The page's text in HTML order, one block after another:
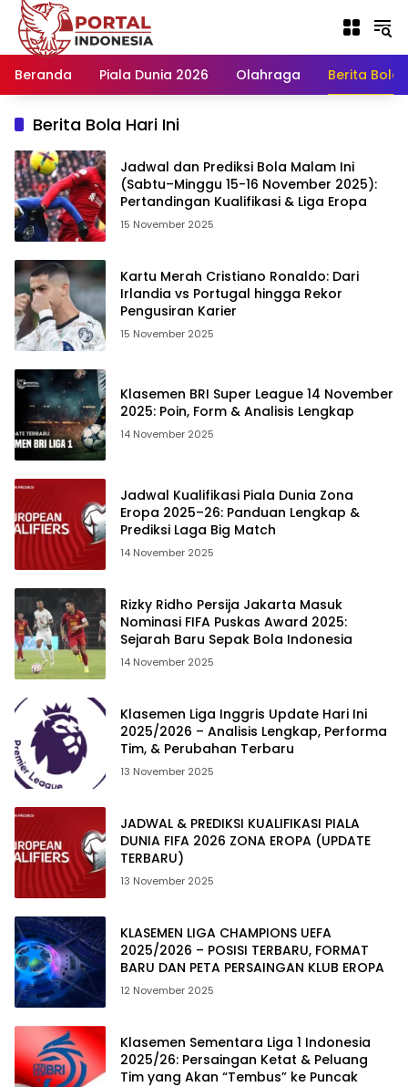
Langsung
konten
Beranda
Piala Dunia 2026 Olahraga Berita Bola
Berita Bola Hari Ini
Jadwal dan Prediksi Bola Malam Ini
(Sabtu–Minggu 15-16 November 2025):
Pertandingan Kualifikasi & Liga Eropa
15 November 2025
Kartu Merah Cristiano Ronaldo: Dari
Irlandia vs Portugal hingga Rekor
Pengusiran Karier
15 November 2025
Klasemen BRI Super League 14 November
2025: Poin, Form & Analisis Lengkap
14 November 2025
Jadwal Kualifikasi Piala Dunia Zona
Eropa 2025–26: Panduan Lengkap &
Prediksi Laga Big Match
14 November 2025
Rizky Ridho Persija Jakarta Masuk
Nominasi FIFA Puskas Award 2025:
Sejarah Baru Sepak Bola Indonesia
14 November 2025
Klasemen Liga Inggris Update Hari Ini
2025/2026 – Analisis Lengkap, Performa
Tim, & Perubahan Terbaru
13 November 2025
JADWAL & PREDIKSI KUALIFIKASI PIALA
DUNIA FIFA 2026 ZONA EROPA (UPDATE
TERBARU)
13 November 2025
KLASEMEN LIGA CHAMPIONS UEFA
2025/2026 – POSISI TERBARU, FORMAT
BARU DAN PETA PERSAINGAN KLUB EROPA
12 November 2025
Klasemen Sementara Liga 1 Indonesia
2025/26: Persaingan Ketat & Peluang
Tim yang Akan “Tembus” ke Puncak